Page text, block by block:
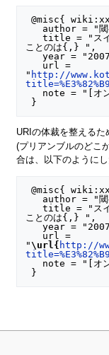
@misc{ wiki:xxx,
   title = "スイートマージョラム --- 閾ペディア
ことのは{,} ",
   year = "2007",
" http://
URIの体裁を整えるた
(プリアンブルのどこ
合は、以下のように
@misc{ wiki:xxx,
   title = "スイートマージョラム --- 閾ペディア
ことのは{,} ",
   year = "2007",
"\url{ http://